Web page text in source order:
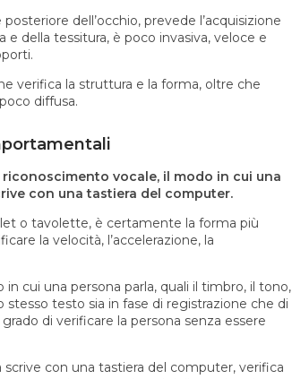
dell’occhio, prevede l’acquisizione
della tessitura, è poco invasiva, veloce e
verifica la struttura e la forma, oltre che
diffusa.
vocale, il modo in cui una
con una tastiera del computer.
o tavolette, è certamente la forma più
la velocità, l’accelerazione, la
cui una persona parla, quali il timbro, il tono,
testo sia in fase di registrazione che di
di verificare la persona senza essere
con una tastiera del computer, verifica